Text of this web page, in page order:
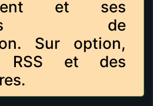
et ses
de
Sur option,
RSS et des